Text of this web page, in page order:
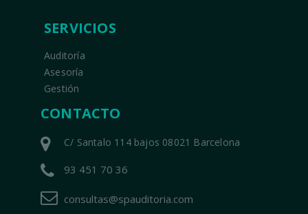
SERVICIOS
Auditoría
Asesoría
Gestión
CONTACTO
C/ Santalo 114 bajos 08021 Barcelona
93 451 70 36
consultas@spauditoria.com